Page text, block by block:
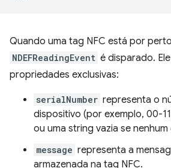
Quando uma tag NFC está por
NDEFReadingEvent é disparado.
propriedades exclusivas:
serialNumber representa o
dispositivo (por exemplo, 00-
ou uma string vazia se
message representa a
armazenada na tag NFC.